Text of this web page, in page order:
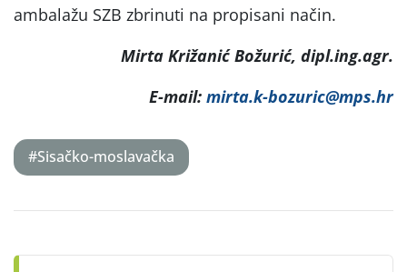
ambalažu SZB zbrinuti na propisani način.
Mirta Križanić Božurić, dipl.ing.agr.
E-mail: mirta.k-bozuric@mps.hr
#Sisačko-moslavačka
navigation